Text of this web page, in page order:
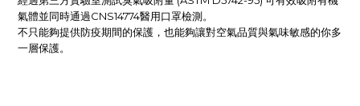
氣體並同時通過CNS14774醫用口罩檢測。
不只能夠提供防疫期間的保護，也能夠讓對空氣品質與氣味敏感的你多
一層保護。